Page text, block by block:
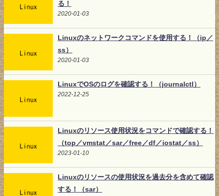
る！
2020-01-03
Linuxのネットワークコマンドを使用する！（ip／
ss）
2020-01-03
LinuxでOSのログを確認する！（journalctl）
2022-12-25
Linuxのリソース使用状況をコマンドで確認する！
（top／vmstat／sar／free／df／iostat／ss）
2023-01-10
Linuxのリソースの使用状況を過去分を含めて確認
する！（sar）